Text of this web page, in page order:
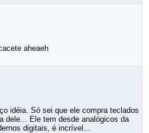
aheaeh
idéia. Só sei que ele compra teclados
dele... Ele tem desde analógicos da
digitais, é incrível...